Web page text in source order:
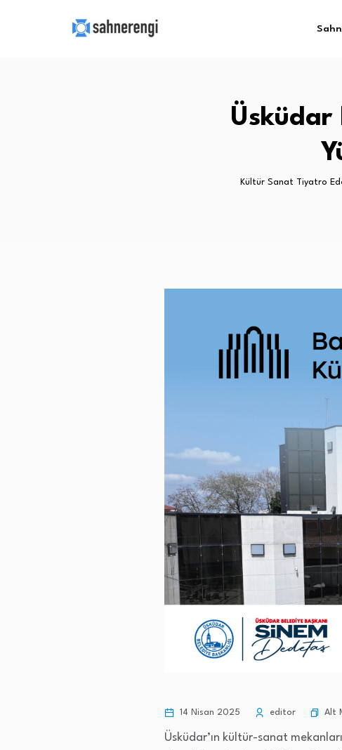
Üsküdar
Kültür Sanat Tiyatro
14 Nisan 2025 editor Alt
Üsküdar’ın kültür-sanat